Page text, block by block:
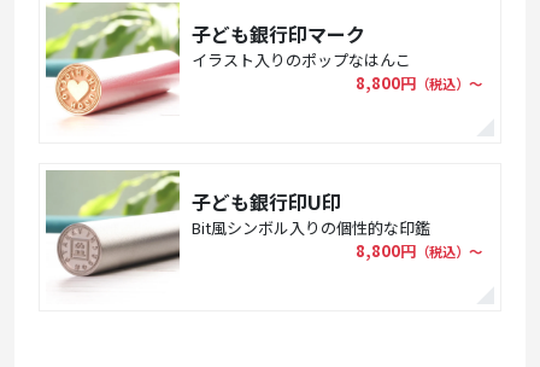
子ども銀行印マーク
イラスト入りのポップなはんこ
8,800円 （税込）〜
子ども銀行印U印
Bit風シンボル入りの個性的な印鑑
8,800円 （税込）〜